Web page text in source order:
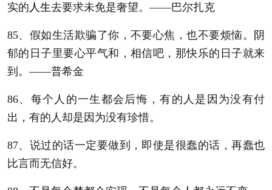
实的 人生去要求未免是奢望。——巴尔扎克
85、假如生活欺骗了你，不要心焦，也不要烦恼。阴
郁的日子里要心平气和，相信吧，那快乐的日子就来
到。——普希金
86、每个人的一生都会后悔，有的人是因为没有付
出，有的人却是因为没有珍惜。
87、说过的话一定要做到，即使是很蠢的话，再蠢也
比言而无信好。